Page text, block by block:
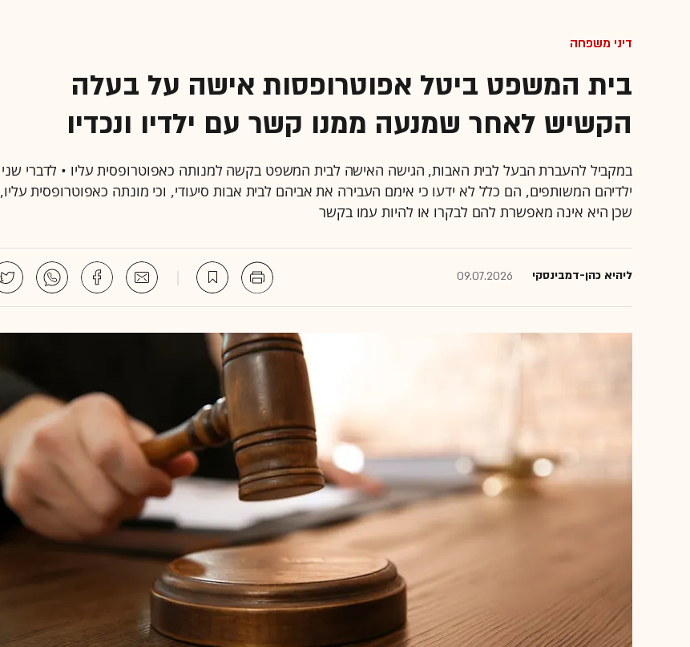
דיני משפחה
בית המשפט ביטל אפוטרופסות אישה על בעלה
הקשיש לאחר שמנעה ממנו קשר עם ילדיו ונכדיו
במקביל להעברת הבעל לבית האבות, הגישה האישה לבית המשפט בקשה למנותה כאפוטרופסית עליו • לדברי שני
ילדיהם המשותפים, הם כלל לא ידעו כי אימם העבירה את אביהם לבית אבות סיעודי, וכי מונתה כאפוטרופסית עליו,
שכן היא אינה מאפשרת להם לבקרו או להיות עמו בקשר
ליהיא כהן-דמבינסקי 09.07.2026